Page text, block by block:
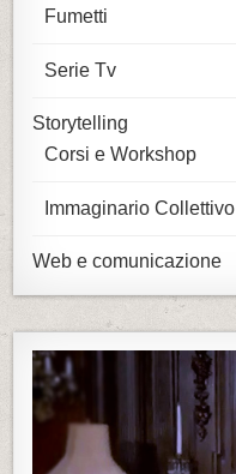
Fumetti
Serie Tv
Storytelling
Corsi e Workshop
Immaginario Collettivo
Web e comunicazione